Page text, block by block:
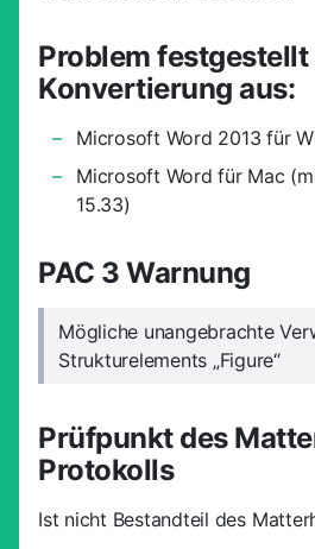
Problem festgestellt
Konvertierung aus:
Microsoft Word 2013 für
Microsoft Word für Mac
15.33)
PAC 3 Warnung
Mögliche unangebrachte
Strukturelements „Figure“
Prüfpunkt des
Protokolls
Ist nicht Bestandteil des